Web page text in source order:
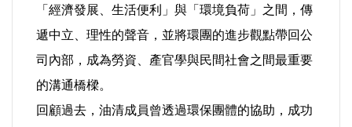
國際/全球
環境/資源/能源
交通運輸
「經濟發展、生活便利」與「環境負荷」之間，傳
遞中立、理性的聲音，並將環團的進步觀點帶回公
司內部，成為勞資、產官學與民間社會之間最重要
的溝通橋樑。
回顧過去，油清成員曾透過環保團體的協助，成功